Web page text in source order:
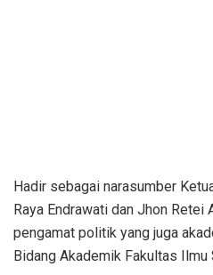
Hadir sebagai narasumber
Raya Endrawati dan Jhon
pengamat politik yang juga
Bidang Akademik Fakultas